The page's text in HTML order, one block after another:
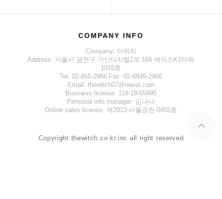
COMPANY INFO
Company: 더위치
Address: 서울시 금천구 가산디지털2로 166 에이스K1타워
1015호
Tel: 02-865-2966 Fax: 02-6949-2966
Email: thewitch07@naver.com
Business license: 119-18-65995
Personal info manager: 김나나
Online sales license: 제2013-서울금천-0455호
Copyright.thewitch.co.kr.inc all right reserved